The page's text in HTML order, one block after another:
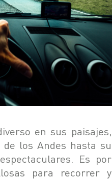
en sus paisajes,
los Andes hasta su
Es por
para recorrer y